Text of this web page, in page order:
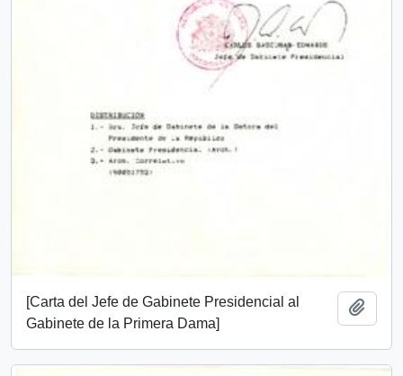
[Carta del Jefe de Gabinete Presidencial al
Gabinete de la Primera Dama]